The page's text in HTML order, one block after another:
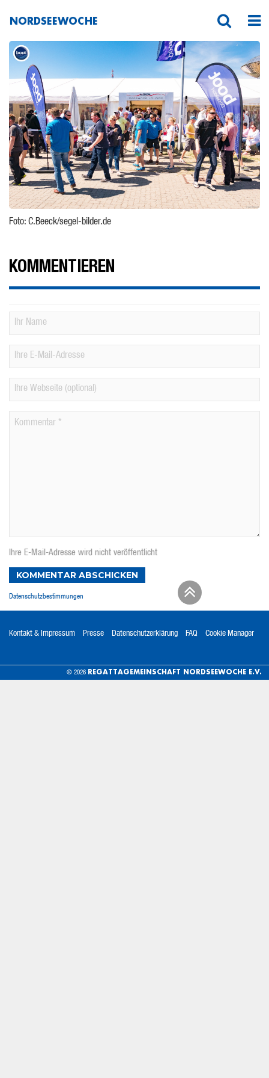
NORDSEEWOCHE
Nordseewoche 18. – 22.05.2018
Foto: C.Beeck/segel-bilder.de
KOMMENTIEREN
Ihre E-Mail-Adresse wird nicht veröffentlicht
KOMMENTAR ABSCHICKEN
Datenschutzbestimmungen
Kontakt & Impressum Presse Datenschutzerklärung FAQ Cookie Manager
© 2026 REGATTAGEMEINSCHAFT NORDSEEWOCHE E.V.